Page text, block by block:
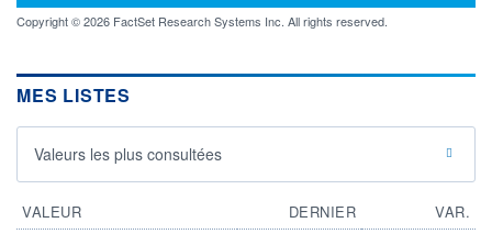
ESTIMÉ 2026
-
2026
-
ÉCHANGE
06.08.26 / 21:19:29
ÉLIGIBILITÉ
Non éligible
Boursobank
+ PORTEFEUILLE + LISTE
Copyright © 2026 FactSet Research Systems Inc. All rights reserved.
MES LISTES
Valeurs les plus consultées
VALEUR DERNIER
VAR.